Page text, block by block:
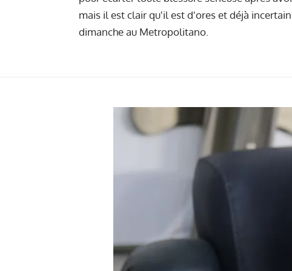
mais il est clair qu'il est d'ores et déjà
dimanche au Metropolitano.